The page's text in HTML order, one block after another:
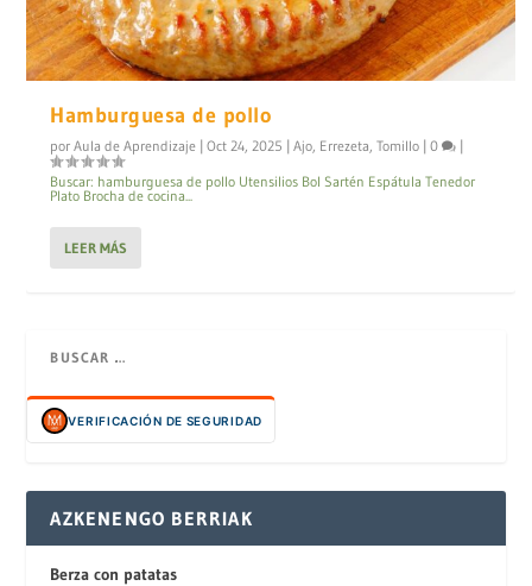
Hamburguesa de pollo
porAula de Aprendizaje |Oct 24, 2025 |Ajo Errezeta ,Tomillo |0
|
Buscar: hamburguesa de pollo Utensilios Bol Sartén Espátula Tenedor
Plato Brocha de cocina...
LEER MÁS
VERIFICACIÓN DE SEGURIDAD
AZKENENGO BERRIAK
Berza con patatas